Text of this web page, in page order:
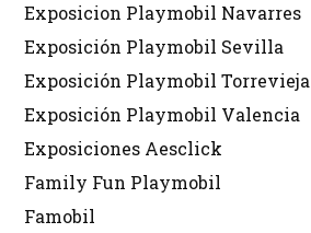
Exposicion Playmobil Navarres
Exposición Playmobil Sevilla
Exposición Playmobil Torrevieja
Exposición Playmobil Valencia
Exposiciones Aesclick
Family Fun Playmobil
Famobil